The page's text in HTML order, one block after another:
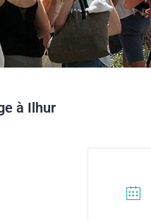
à Ilhur